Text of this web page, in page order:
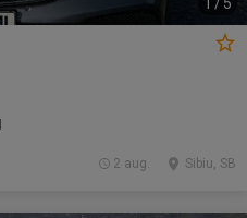
Sibiu, SB
2 aug.